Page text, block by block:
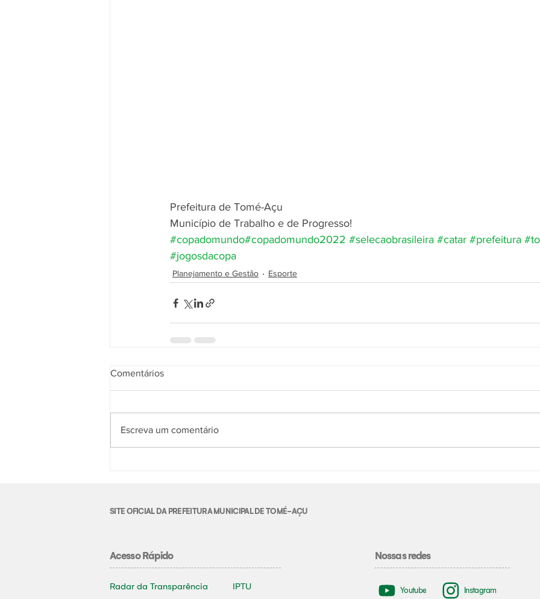
Prefeitura de Tomé-Açu
Município de Trabalho e de Progresso!
#copadomundo#copadomundo2022 #selecaobrasileira #catar #prefeitura
#jogosdacopa
Planejamento e Gestão Esporte
Comentários
Escreva um comentário
SITE OFICIAL DA PREFEITURA MUNICIPAL DE TOMÉ-AÇU
Acesso Rápido
Radar da Transparência IPTU
Nossas redes
Youtube Instagram